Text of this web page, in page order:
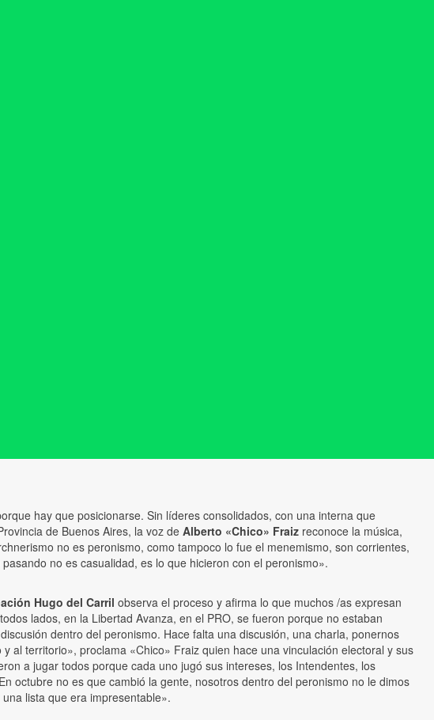
hay que posicionarse. Sin líderes consolidados, con una interna que
de Buenos Aires, la voz de Alberto «Chico» Fraiz reconoce la música,
no es peronismo, como tampoco lo fue el menemismo, son corrientes,
no es casualidad, es lo que hicieron con el peronismo».
Hugo del Carril observa el proceso y afirma lo que muchos /as expresan
lados, en la Libertad Avanza, en el PRO, se fueron porque no estaban
dentro del peronismo. Hace falta una discusión, una charla, ponernos
al territorio», proclama «Chico» Fraiz quien hace una vinculación electoral y sus
a jugar todos porque cada uno jugó sus intereses, los Intendentes, los
octubre no es que cambió la gente, nosotros dentro del peronismo no le dimos
lista que era impresentable».